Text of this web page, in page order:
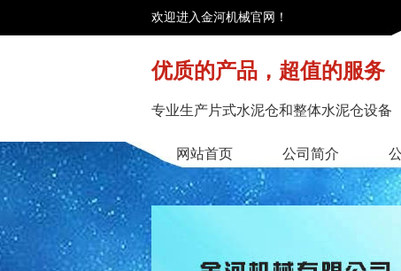
欢迎进入金河机械官网！
优质的产品，超值的服务
专业生产片式水泥仓和整体水泥仓设备
网站首页 公司简介